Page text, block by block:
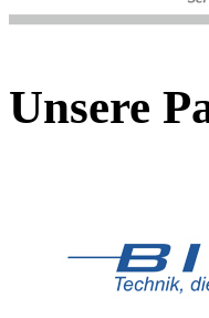
Unsere